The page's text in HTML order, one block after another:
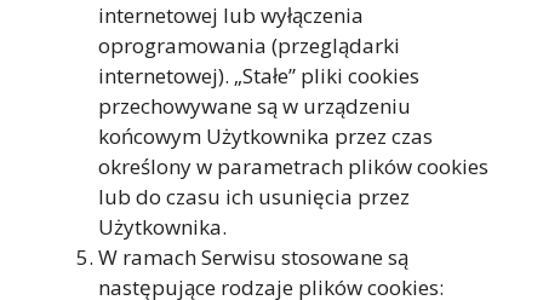
internetowej lub wyłączenia
oprogramowania (przeglądarki
internetowej). „Stałe” pliki cookies
przechowywane są w urządzeniu
końcowym Użytkownika przez czas
określony w parametrach plików cookies
lub do czasu ich usunięcia przez
Użytkownika.
W ramach Serwisu stosowane są
następujące rodzaje plików cookies: